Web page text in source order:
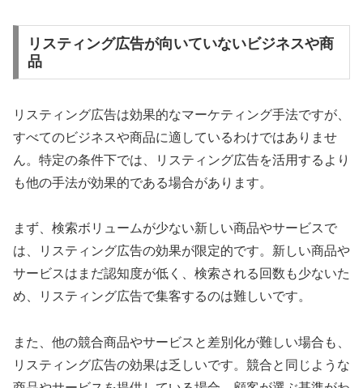
リスティング広告が向いていないビジネスや商
品
リスティング広告は効果的なマーケティング手法ですが、
すべてのビジネスや商品に適しているわけではありませ
ん。特定の条件下では、リスティング広告を活用するより
も他の手法が効果的である場合があります。
まず、検索ボリュームが少ない新しい商品やサービスで
は、リスティング広告の効果が限定的です。新しい商品や
サービスはまだ認知度が低く、検索される回数も少ないた
め、リスティング広告で集客するのは難しいです。
また、他の競合商品やサービスと差別化が難しい場合も、
リスティング広告の効果は乏しいです。競合と同じような